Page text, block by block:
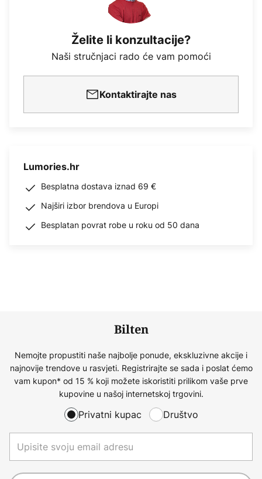
Želite li konzultacije?
Naši stručnjaci rado će vam pomoći
Kontaktirajte nas
Lumories.hr
Besplatna dostava iznad 69 €
Najširi izbor brendova u Europi
Besplatan povrat robe u roku od 50 dana
Bilten
Nemojte propustiti naše najbolje ponude, ekskluzivne akcije i
najnovije trendove u rasvjeti. Registrirajte se sada i poslat ćemo
vam kupon* od 15 % koji možete iskoristiti prilikom vaše prve
kupovine u našoj internetskoj trgovini.
Privatni kupac Društvo